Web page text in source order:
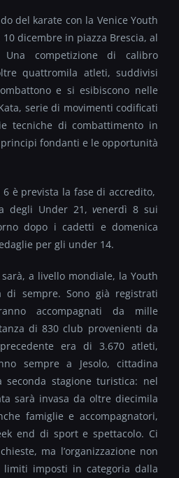
del karate con la Venice Youth
dicembre in piazza Brescia, al
Una competizione di calibro
quattromila atleti, suddivisi
e si esibiscono nelle
serie di movimenti codificati
tecniche di combattimento in
fondanti e le opportunità
è prevista la fase di accredito,
degli Under 21,venerdì 8 sui
dopo i cadetti e domenica
per gli under 14.
sarà, a livello mondiale, la Youth
di sempre. Sono già registrati
accompagnati da mille
di 830 club provenienti da
era di 3.670 atleti,
sempre a Jesolo, cittadina
stagione turistica: nel
sarà invasa da oltre diecimila
famiglie e accompagnatori,
end di sport e spettacolo. Ci
ma l’organizzazione non
imposti in categoria dalla